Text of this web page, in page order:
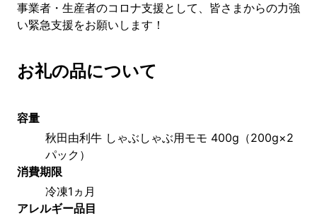
事業者・生産者のコロナ支援として、皆さまからの力強
い緊急支援をお願いします！
お礼の品について
容量
秋田由利牛 しゃぶしゃぶ用モモ 400g（200g×2
パック）
消費期限
冷凍1ヵ月
アレルギー品目